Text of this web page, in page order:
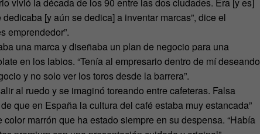
[y aún se dedica] a inventar marcas”, dice el
emprendedor”.
una marca y diseñaba un plan de negocio para una
en los labios. “Tenía al empresario dentro de mí deseando
y no solo ver los toros desde la barrera”.
al ruedo y se imaginó toreando entre cafeteras. Falsa
que en España la cultura del café estaba muy estancada”
marrón que ha estado siempre en su despensa. “Había